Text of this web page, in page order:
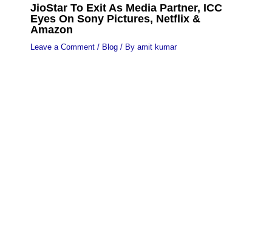
JioStar To Exit As Media Partner, ICC
Eyes On Sony Pictures, Netflix &
Amazon
Leave a Comment / Blog/ By amit kumar